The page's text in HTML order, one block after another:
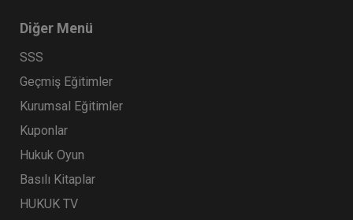
Diğer Menü
SSS
Geçmiş Eğitimler
Kurumsal Eğitimler
Kuponlar
Hukuk Oyun
Basılı Kitaplar
HUKUK TV